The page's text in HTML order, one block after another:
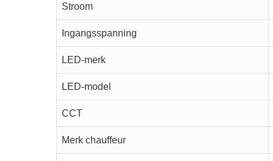
Stroom
Ingangsspanning
LED-merk
LED-model
CCT
Merk chauffeur